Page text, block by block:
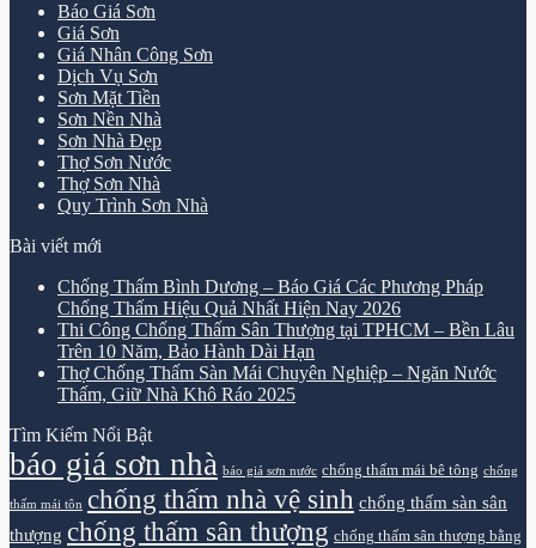
Báo Giá Sơn
Giá Sơn
Giá Nhân Công Sơn
Dịch Vụ Sơn
Sơn Mặt Tiền
Sơn Nền Nhà
Sơn Nhà Đẹp
Thợ Sơn Nước
Thợ Sơn Nhà
Quy Trình Sơn Nhà
Bài viết mới
Chống Thấm Bình Dương – Báo Giá Các Phương Pháp
Chống Thấm Hiệu Quả Nhất Hiện Nay 2026
Thi Công Chống Thấm Sân Thượng tại TPHCM – Bền Lâu
Trên 10 Năm, Bảo Hành Dài Hạn
Thợ Chống Thấm Sàn Mái Chuyên Nghiệp – Ngăn Nước
Thấm, Giữ Nhà Khô Ráo 2025
Tìm Kiếm Nổi Bật
báo giá sơn nhà báo giá sơn nước chống thấm mái bê tông chống
thấm mái tôn chống thấm nhà vệ sinh chống thấm sàn sân
thượng chống thấm sân thượng chống thấm sân thượng bằng